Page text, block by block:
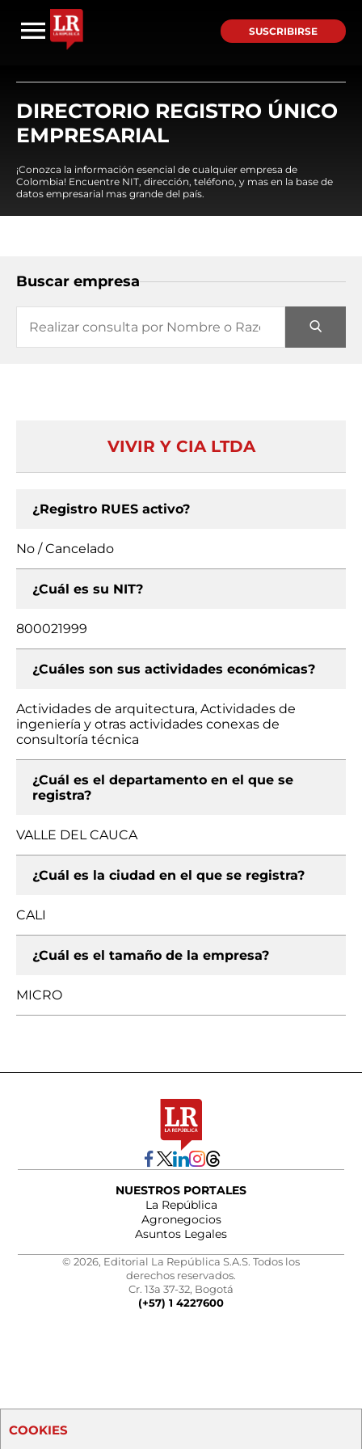
SUSCRIBIRSE
DIRECTORIO REGISTRO ÚNICO
EMPRESARIAL
¡Conozca la información esencial de cualquier empresa de
Colombia! Encuentre NIT, dirección, teléfono, y mas en la base de
datos empresarial mas grande del país.
Buscar empresa
VIVIR Y CIA LTDA
¿Registro RUES activo?
No / Cancelado
¿Cuál es su NIT?
800021999
¿Cuáles son sus actividades económicas?
Actividades de arquitectura, Actividades de
ingeniería y otras actividades conexas de
consultoría técnica
¿Cuál es el departamento en el que se
registra?
VALLE DEL CAUCA
¿Cuál es la ciudad en el que se registra?
CALI
¿Cuál es el tamaño de la empresa?
MICRO
NUESTROS PORTALES
La República
Agronegocios
Asuntos Legales
© 2026, Editorial La República S.A.S. Todos los
derechos reservados.
Cr. 13a 37-32, Bogotá
(+57) 1 4227600
COOKIES